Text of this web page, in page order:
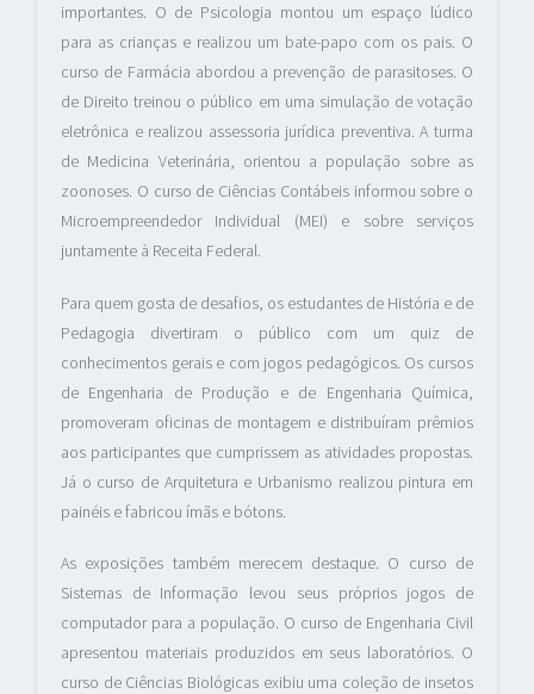
importantes. O de Psicologia montou um espaço lúdico
para as crianças e realizou um bate-papo com os pais. O
curso de Farmácia abordou a prevenção de parasitoses. O
de Direito treinou o público em uma simulação de votação
eletrônica e realizou assessoria jurídica preventiva. A turma
de Medicina Veterinária, orientou a população sobre as
zoonoses. O curso de Ciências Contábeis informou sobre o
Microempreendedor Individual (MEI) e sobre serviços
juntamente à Receita Federal.
Para quem gosta de desafios, os estudantes de História e de
Pedagogia divertiram o público com um quiz de
conhecimentos gerais e com jogos pedagógicos. Os cursos
de Engenharia de Produção e de Engenharia Química,
promoveram oficinas de montagem e distribuíram prêmios
aos participantes que cumprissem as atividades propostas.
Já o curso de Arquitetura e Urbanismo realizou pintura em
painéis e fabricou ímãs e bótons.
As exposições também merecem destaque. O curso de
Sistemas de Informação levou seus próprios jogos de
computador para a população. O curso de Engenharia Civil
apresentou materiais produzidos em seus laboratórios. O
curso de Ciências Biológicas exibiu uma coleção de insetos